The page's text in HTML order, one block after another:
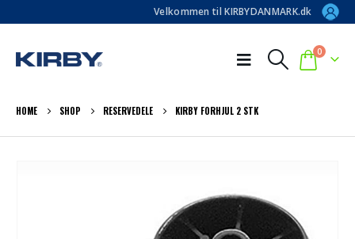
Velkommen til KIRBYDANMARK.dk
0
HOME SHOP RESERVEDELE KIRBY FORHJUL 2 STK